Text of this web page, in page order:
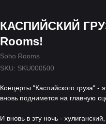
КАСПИЙСКИЙ
Rooms!
Soho Rooms
SKU: SKU000500
Концерты "Каспийского груза" -
вновь поднимется на главную
И вновь в эту ночь -